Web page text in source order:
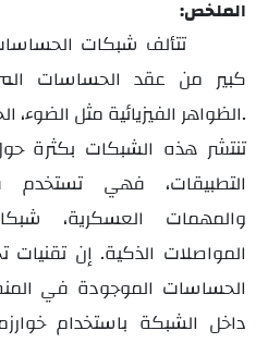
الملخص:
كبير من عقد الحساسات
الظواهر الفيزيائية مثل الضوء، الحرارة، الضغط... إلخ.
تنتشر هذه الشبكات بكثرة
التطبيقات، فهي تستخدم
والمهمات العسكرية،
المواصلات الذكية. إن
الحساسات الموجودة في
داخل الشبكة باستخدام